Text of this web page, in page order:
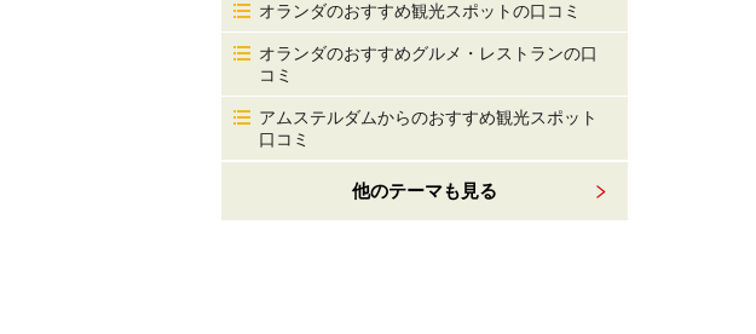
オランダのおすすめ観光スポットの口コミ
オランダのおすすめグルメ・レストランの口
コミ
アムステルダムからのおすすめ観光スポット
口コミ
他のテーマも見る